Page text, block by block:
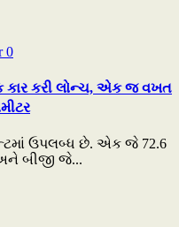
0
કાર કરી લોન્ચ, એક જ વખત
ઉપલબ્ધ છે. એક જે 72.6
અને બીજી જે...